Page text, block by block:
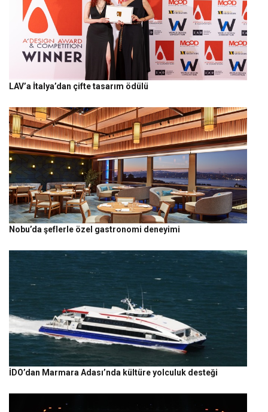
LAV’a İtalya’dan çifte tasarım ödülü
Nobu’da şeflerle özel gastronomi deneyimi
İDO’dan Marmara Adası’nda kültüre yolculuk desteği